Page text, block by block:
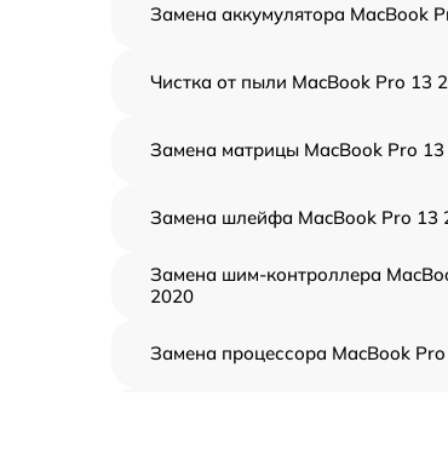
Замена аккумулятора MacBook
Чистка от пыли MacBook Pro 13
Замена матрицы MacBook Pro
Замена шлейфа MacBook Pro 13
Замена шим-контроллера
2020
Замена процессора MacBook